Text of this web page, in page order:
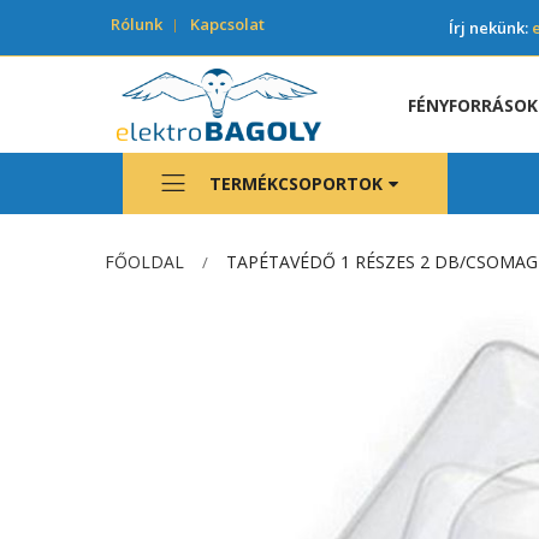
Rólunk Kapcsolat Írj nekünk:
FÉNYFORRÁSOK
TERMÉKCSOPORTOK
FŐOLDAL TAPÉTAVÉDŐ 1 RÉSZES 2 DB/